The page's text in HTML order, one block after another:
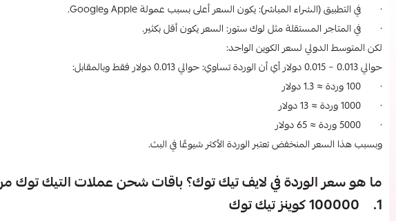
· في التطبيق (الشراء المباشر): يكون السعر أعلى بسبب عمولة Apple وGoogle.
· في المتاجر المستقلة مثل لوك ستور: السعر يكون أقل بكثير.
لكن المتوسط الدولي لسعر الكوين الواحد:
حوالي 0.013 – 0.015 دولار أي أن الوردة تساوي: حوالي 0.013 دولار فقط وبالمقابل:
· 100 وردة ≈ 1.3 دولار
· 1000 وردة ≈ 13 دولار
· 5000 وردة ≈ 65 دولار
وبسبب هذا السعر المنخفض تعتبر الوردة الأكثر شيوعًا في البث.
ما هو سعر الوردة في لايف تيك توك؟ باقات شحن عملات التيك توك
1. 100000 كوينز تيك توك